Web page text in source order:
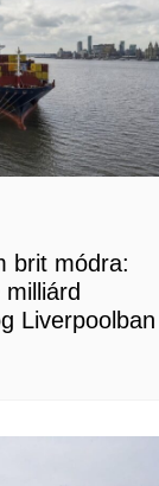
brit módra:
Liverpoolban